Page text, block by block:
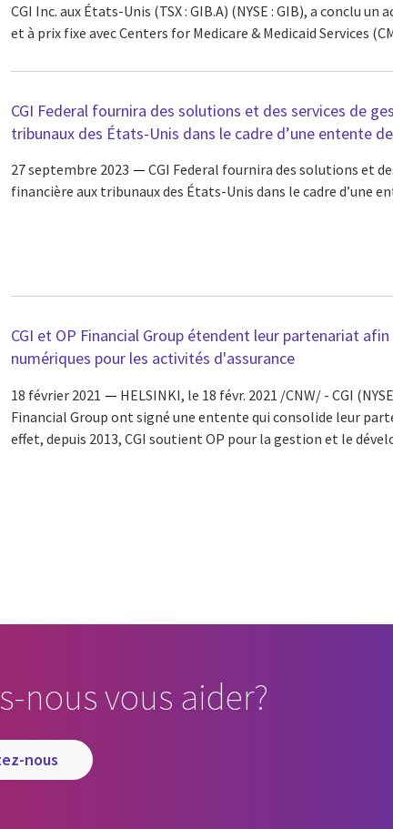
CGI Inc. aux États-Unis (TSX : GIB.A) (NYSE : GIB), a conclu un
et à prix fixe avec Centers for Medicare & Medicaid Services
CGI Federal fournira des solutions et des services de
tribunaux des États-Unis dans le cadre d’une entente
27 septembre 2023
CGI Federal fournira des solutions et
financière aux tribunaux des États-Unis dans le cadre d’une
CGI et OP Financial Group étendent leur partenariat
numériques pour les activités d'assurance
18 février 2021
HELSINKI, le 18 févr. 2021 /CNW/ - CGI
Financial Group ont signé une entente qui consolide leur
effet, depuis 2013, CGI soutient OP pour la gestion et le
nous vous aider?
nous